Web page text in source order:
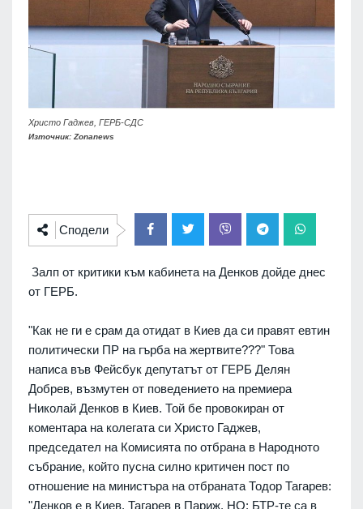
Христо Гаджев, ГЕРБ-СДС
Източник: Zonanews
Сподели
Залп от критики към кабинета на Денков дойде днес
от ГЕРБ.
"Как не ги е срам да отидат в Киев да си правят евтин
политически ПР на гърба на жертвите???" Това
написа във Фейсбук депутатът от ГЕРБ Делян
Добрев, възмутен от поведението на премиера
Николай Денков в Киев. Той бе провокиран от
коментара на колегата си Христо Гаджев,
председател на Комисията по отбрана в Народното
събрание, който пусна силно критичен пост по
отношение на министъра на отбраната Тодор Тагарев:
"Денков е в Киев, Тагарев в Париж. НО: БТР-те са в